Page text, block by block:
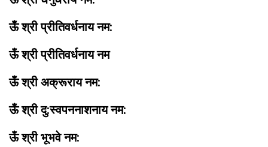
ऊँ श्री प्रीतिवर्धनाय नम:
ऊँ श्री प्रीतिवर्धनाय नम
ऊँ श्री अक्रूराय नम:
ऊँ श्री दु:स्वपननाशनाय नम:
ऊँ श्री भूभवे नम: